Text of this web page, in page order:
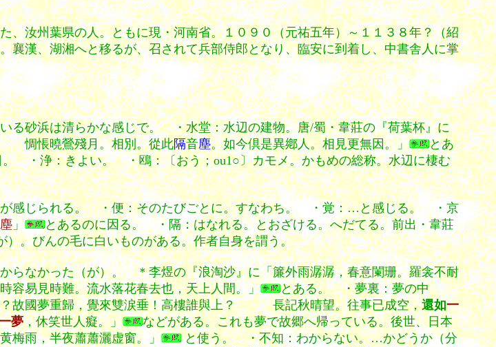
汝州葉県の人。ともに現・河南省。１０９０（元祐五年）～１１３８年？（紹
襄漢、湖湘へと移るが、召されて兵部侍郎となり、臨安に到着し、中書舎人に掌
る砂浜は清らかな感じで。 ・水堂：水辺の建物。唐/蜀・韋莊の『荷葉杯』に
悵曉鶯殘月。相別。從此隔音塵。如今倶是異鄕人。相見更無因。」
とあ
・浄：きよい。 ・鴎：〔おう；ou1○〕カモメ。かもめの総称。水辺に棲む
が感じられる。 ・便：そのたびごとに。すなわち。 ・覚：…と感じる。 ・京
塵」
とあるのに因る。 ・隔：はなれる。とおざける。へだてる。前出・韋莊
。びんの毛に白いものがある。作者自身を謂う。
らなかった（が）。 ＊李煜の『浪淘沙』に「簾外雨潺潺，春意闌珊。羅衾不耐
易見時難。流水落花春去也，天上人間。」
とある。 ・夢裏：夢の中
？故國夢重歸，覺來雙涙垂！高樓誰與上？ 長記秋晴望。往事已成空，還如一
夢，休笑世人癡。」
などがある。これも夢で故郷へ帰っている。後世、日本
梅雨，半夜蕭蕭灑虚窗。」
と使う。 ・不知：わからない。…かどうか（分